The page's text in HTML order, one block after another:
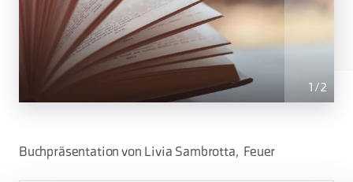
1 /2
Buchpräsentation von Livia Sambrotta, Feuer